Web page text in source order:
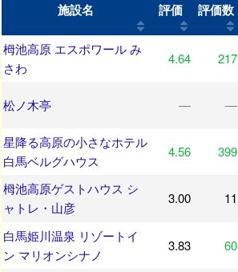
施設名 評価 評価数
栂池高原 エスポワール み
さわ
4.64 217
松ノ木亭 ― ―
星降る高原の小さなホテル
白馬ベルグハウス
4.56 399
栂池高原ゲストハウス シ
ャトレ・山彦
3.00 11
白馬姫川温泉 リゾートイ
ン マリオンシナノ
3.83 60